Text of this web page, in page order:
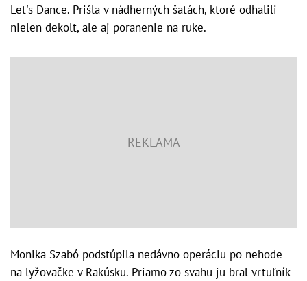
Let's Dance. Prišla v nádherných šatách, ktoré odhalili
nielen dekolt, ale aj poranenie na ruke.
Monika Szabó podstúpila nedávno operáciu po nehode
na lyžovačke v Rakúsku. Priamo zo svahu ju bral vrtuľník